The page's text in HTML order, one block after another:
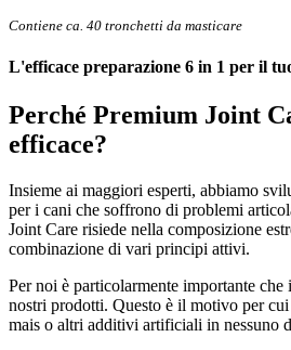
Contiene ca. 40 tronchetti da masticare
L'efficace preparazione 6 in 1 per il
Perché Premium Joint
efficace?
Insieme ai maggiori esperti, abbiamo
per i cani che soffrono di problemi
Joint Care risiede nella composizione
combinazione di vari principi attivi.
Per noi è particolarmente importante
nostri prodotti. Questo è il motivo per
mais o altri additivi artificiali in nessuno